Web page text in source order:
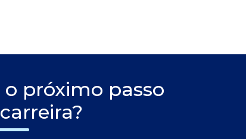
próximo passo